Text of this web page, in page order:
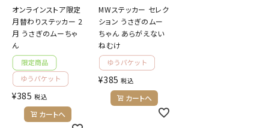
オンラインストア限定
月替わりステッカー 2
月 うさぎのムーちゃ
ん
¥385 税込
カートへ
MWステッカー セレク
ション うさぎのムー
ちゃん あらがえない
ねむけ
¥385 税込
カートへ